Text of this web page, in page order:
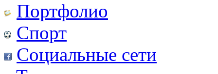
Портфолио
Спорт
Социальные сети